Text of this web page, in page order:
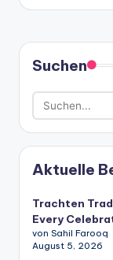
Suchen
Aktuelle
Trachten
Every
von Sahil Farooq
August 5, 2026